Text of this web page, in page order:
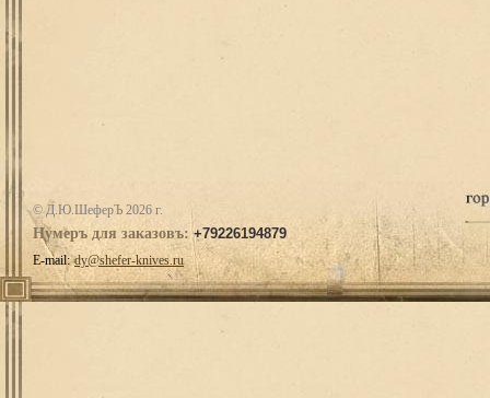
© Д.Ю.ШеферЪ 2026 г.
Нумеръ для заказовъ: +79226194879
E-mail: dy@shefer-knives.ru